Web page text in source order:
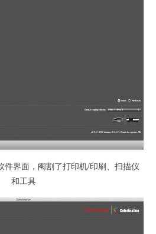
界面，阉割了打印机/印刷、扫描仪
和工具